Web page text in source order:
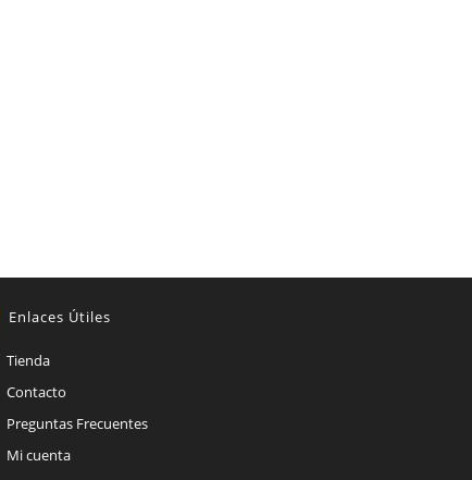
Enlaces Útiles
Tienda
Contacto
Preguntas Frecuentes
Mi cuenta